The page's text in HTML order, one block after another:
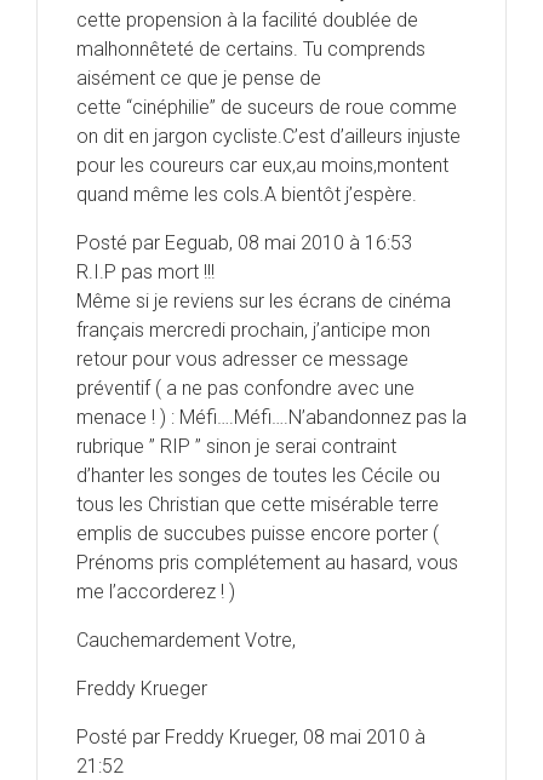
cette propension à la facilité doublée de
malhonnêteté de certains. Tu comprends
aisément ce que je pense de
cette “cinéphilie” de suceurs de roue comme
on dit en jargon cycliste.C’est d’ailleurs injuste
pour les coureurs car eux,au moins,montent
quand même les cols.A bientôt j’espère.
Posté par Eeguab, 08 mai 2010 à 16:53
R.I.P pas mort !!!
Même si je reviens sur les écrans de cinéma
français mercredi prochain, j’anticipe mon
retour pour vous adresser ce message
préventif ( a ne pas confondre avec une
menace ! ) : Méfi….Méfi….N’abandonnez pas la
rubrique ” RIP ” sinon je serai contraint
d’hanter les songes de toutes les Cécile ou
tous les Christian que cette misérable terre
emplis de succubes puisse encore porter (
Prénoms pris complétement au hasard, vous
me l’accorderez ! )
Cauchemardement Votre,
Freddy Krueger
Posté par Freddy Krueger, 08 mai 2010 à
21:52